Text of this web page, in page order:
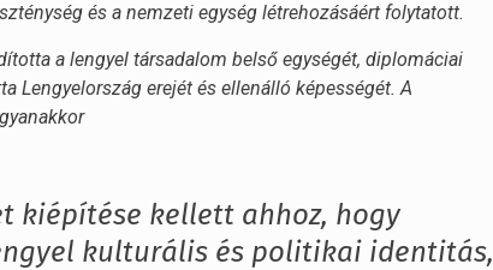
és a nemzeti egység létrehozásáért folytatott.
a lengyel társadalom belső egységét, diplomáciai
Lengyelország erejét és ellenálló képességét. A
kiépítése kellett ahhoz, hogy
kulturális és politikai identitás,